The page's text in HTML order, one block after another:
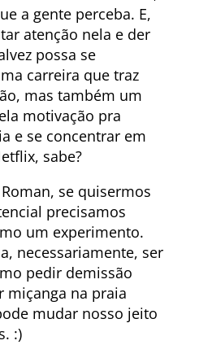
a gente perceba. E,
atenção nela e der
possa se
carreira que traz
mas também um
motivação pra
e se concentrar em
sabe?
se quisermos
precisamos
um experimento.
necessariamente, ser
pedir demissão
miçanga na praia
mudar nosso jeito
:)